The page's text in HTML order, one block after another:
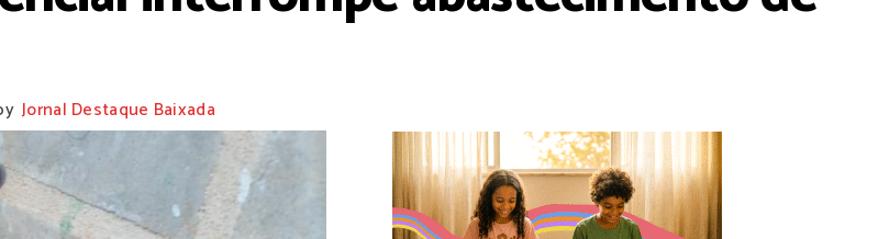
Jornal Destaque Baixada